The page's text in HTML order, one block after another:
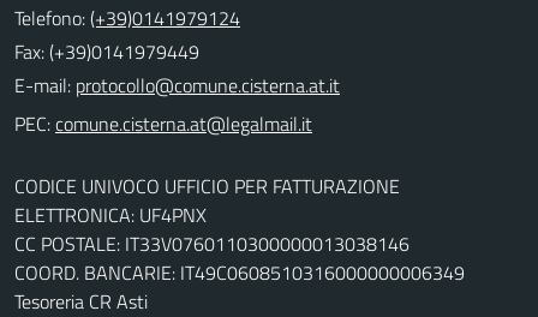
Telefono:(+39)0141979124
Fax: (+39)0141979449
E-mail:
PEC:
CODICE UNIVOCO UFFICIO PER FATTURAZIONE
ELETTRONICA: UF4PNX
CC POSTALE: IT33V0760110300000013038146
COORD. BANCARIE: IT49C0608510316000000006349
Tesoreria CR Asti